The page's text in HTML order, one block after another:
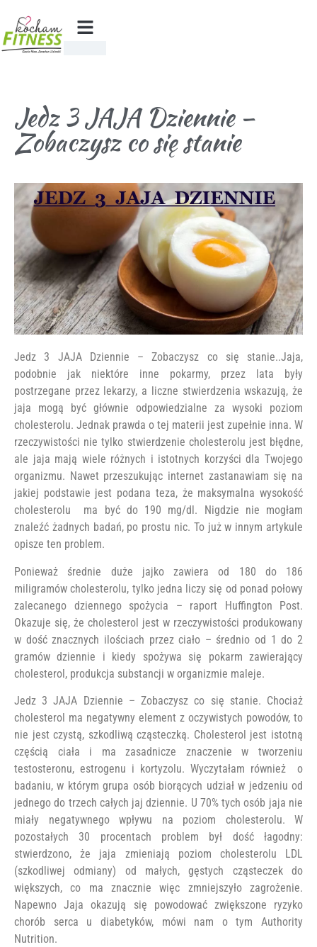
Jedz 3 JAJA Dziennie –
Zobaczysz co się stanie
Jedz 3 JAJA Dziennie – Zobaczysz co się stanie..Jaja,
podobnie jak niektóre inne pokarmy, przez lata były
postrzegane przez lekarzy, a liczne stwierdzenia wskazują, że
jaja mogą być głównie odpowiedzialne za wysoki poziom
cholesterolu. Jednak prawda o tej materii jest zupełnie inna. W
rzeczywistości nie tylko stwierdzenie cholesterolu jest błędne,
ale jaja mają wiele różnych i istotnych korzyści dla Twojego
organizmu. Nawet przeszukując internet zastanawiam się na
jakiej podstawie jest podana teza, że maksymalna wysokość
cholesterolu ma być do 190 mg/dl. Nigdzie nie mogłam
znaleźć żadnych badań, po prostu nic. To już w innym artykule
opisze ten problem.
Ponieważ średnie duże jajko zawiera od 180 do 186
miligramów cholesterolu, tylko jedna liczy się od ponad połowy
zalecanego dziennego spożycia – raport Huffington Post.
Okazuje się, że cholesterol jest w rzeczywistości produkowany
w dość znacznych ilościach przez ciało – średnio od 1 do 2
gramów dziennie i kiedy spożywa się pokarm zawierający
cholesterol, produkcja substancji w organizmie maleje.
Jedz 3 JAJA Dziennie – Zobaczysz co się stanie. Chociaż
cholesterol ma negatywny element z oczywistych powodów, to
nie jest czystą, szkodliwą cząsteczką. Cholesterol jest istotną
częścią ciała i ma zasadnicze znaczenie w tworzeniu
testosteronu, estrogenu i kortyzolu. Wyczytałam również o
badaniu, w którym grupa osób biorących udział w jedzeniu od
jednego do trzech całych jaj dziennie. U 70% tych osób jaja nie
miały negatywnego wpływu na poziom cholesterolu. W
pozostałych 30 procentach problem był dość łagodny:
stwierdzono, że jaja zmieniają poziom cholesterolu LDL
(szkodliwej odmiany) od małych, gęstych cząsteczek do
większych, co ma znacznie więc zmniejszyło zagrożenie.
Napewno Jaja okazują się powodować zwiększone ryzyko
chorób serca u diabetyków, mówi nam o tym Authority
Nutrition.